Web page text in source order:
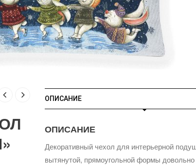
ОПИСАНИЕ
ОПИСАНИЕ
Декоративный чехол для интерьерной
вытянутой, прямоугольной формы